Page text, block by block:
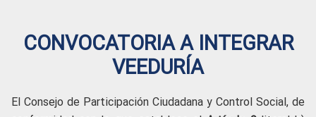
CONVOCATORIA A INTEGRAR
VEEDURÍA
El Consejo de Participación Ciudadana y Control Social, de